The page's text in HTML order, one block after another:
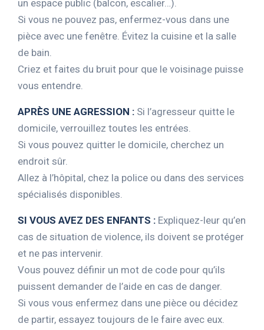
un espace public (balcon, escalier…).
Si vous ne pouvez pas, enfermez-vous dans une
pièce avec une fenêtre. Évitez la cuisine et la salle
de bain.
Criez et faites du bruit pour que le voisinage puisse
vous entendre.
APRÈS UNE AGRESSION : Si l’agresseur quitte le
domicile, verrouillez toutes les entrées.
Si vous pouvez quitter le domicile, cherchez un
endroit sûr.
Allez à l’hôpital, chez la police ou dans des services
spécialisés disponibles.
SI VOUS AVEZ DES ENFANTS : Expliquez-leur qu’en
cas de situation de violence, ils doivent se protéger
et ne pas intervenir.
Vous pouvez définir un mot de code pour qu’ils
puissent demander de l’aide en cas de danger.
Si vous vous enfermez dans une pièce ou décidez
de partir, essayez toujours de le faire avec eux.